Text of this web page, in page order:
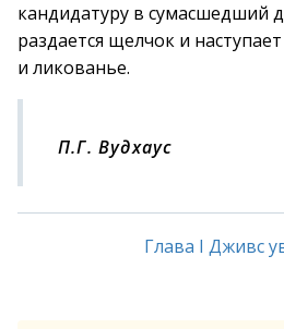
кандидатуру в сумасшедший
раздается щелчок и
и ликованье.
П.Г. Вудхаус
Глава I Дживс